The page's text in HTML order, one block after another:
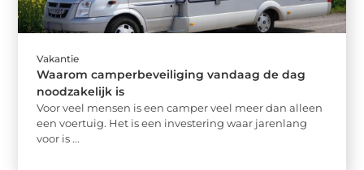
Vakantie
Waarom camperbeveiliging vandaag de dag
noodzakelijk is
Voor veel mensen is een camper veel meer dan alleen
een voertuig. Het is een investering waar jarenlang
voor is ...